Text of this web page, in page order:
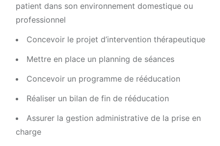
patient dans son environnement domestique ou
professionnel
Concevoir le projet d’intervention thérapeutique
Mettre en place un planning de séances
Concevoir un programme de rééducation
Réaliser un bilan de fin de rééducation
Assurer la gestion administrative de la prise en
charge